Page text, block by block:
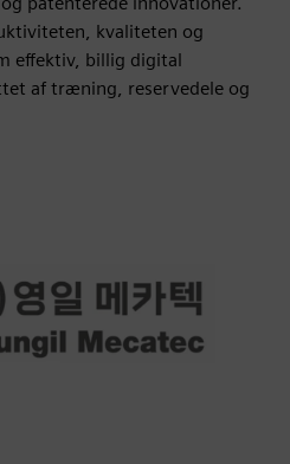
kvaliteten og
effektiv, billig digital
af træning, reservedele og